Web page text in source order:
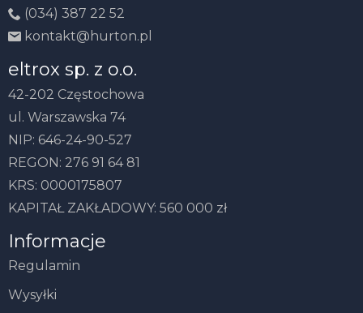
(034) 387 22 52
kontakt@hurton.pl
eltrox sp. z o.o.
42-202 Częstochowa
ul. Warszawska 74
NIP: 646-24-90-527
REGON: 276 91 64 81
KRS: 0000175807
KAPITAŁ ZAKŁADOWY: 560 000 zł
Informacje
Regulamin
Wysyłki